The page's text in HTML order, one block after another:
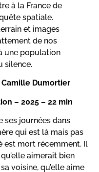
à la France de
spatiale.
et images
de nos
une population
silence.
Camille Dumortier
– 2025 – 22 min
ses journées dans
qui est là mais pas
est mort récemment. Il
aimerait bien
voisine, qu’elle aime